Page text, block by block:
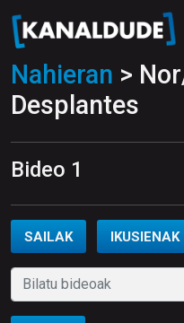
Nahieran >
Desplantes
Bideo 1
SAILAK IKUSIENAK